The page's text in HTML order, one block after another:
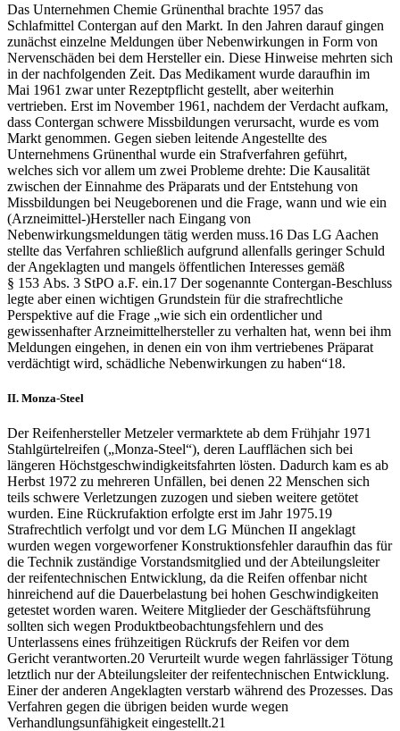
Das Unternehmen Chemie Grünenthal brachte 1957 das
Schlafmittel Contergan auf den Markt. In den Jahren darauf gingen
zunächst einzelne Meldungen über Nebenwirkungen in Form von
Nervenschäden bei dem Hersteller ein. Diese Hinweise mehrten sich
in der nachfolgenden Zeit. Das Medikament wurde daraufhin im
Mai 1961 zwar unter Rezeptpflicht gestellt, aber weiterhin
vertrieben. Erst im November 1961, nachdem der Verdacht aufkam,
dass Contergan schwere Missbildungen verursacht, wurde es vom
Markt genommen. Gegen sieben leitende Angestellte des
Unternehmens Grünenthal wurde ein Strafverfahren geführt,
welches sich vor allem um zwei Probleme drehte: Die Kausalität
zwischen der Einnahme des Präparats und der Entstehung von
Missbildungen bei Neugeborenen und die Frage, wann und wie ein
(Arzneimittel-)Hersteller nach Eingang von
Nebenwirkungsmeldungen tätig werden muss.16 Das LG Aachen
stellte das Verfahren schließlich aufgrund allenfalls geringer Schuld
der Angeklagten und mangels öffentlichen Interesses gemäß
§ 153 Abs. 3 StPO a.F. ein.17 Der sogenannte Contergan-Beschluss
legte aber einen wichtigen Grundstein für die strafrechtliche
Perspektive auf die Frage „wie sich ein ordentlicher und
gewissenhafter Arzneimittelhersteller zu verhalten hat, wenn bei ihm
Meldungen eingehen, in denen ein von ihm vertriebenes Präparat
verdächtigt wird, schädliche Nebenwirkungen zu haben“18.
II. Monza-Steel
Der Reifenhersteller Metzeler vermarktete ab dem Frühjahr 1971
Stahlgürtelreifen („Monza-Steel“), deren Laufflächen sich bei
längeren Höchstgeschwindigkeitsfahrten lösten. Dadurch kam es ab
Herbst 1972 zu mehreren Unfällen, bei denen 22 Menschen sich
teils schwere Verletzungen zuzogen und sieben weitere getötet
wurden. Eine Rückrufaktion erfolgte erst im Jahr 1975.19
Strafrechtlich verfolgt und vor dem LG München II angeklagt
wurden wegen vorgeworfener Konstruktionsfehler daraufhin das für
die Technik zuständige Vorstandsmitglied und der Abteilungsleiter
der reifentechnischen Entwicklung, da die Reifen offenbar nicht
hinreichend auf die Dauerbelastung bei hohen Geschwindigkeiten
getestet worden waren. Weitere Mitglieder der Geschäftsführung
sollten sich wegen Produktbeobachtungsfehlern und des
Unterlassens eines frühzeitigen Rückrufs der Reifen vor dem
Gericht verantworten.20 Verurteilt wurde wegen fahrlässiger Tötung
letztlich nur der Abteilungsleiter der reifentechnischen Entwicklung.
Einer der anderen Angeklagten verstarb während des Prozesses. Das
Verfahren gegen die übrigen beiden wurde wegen
Verhandlungsunfähigkeit eingestellt.21